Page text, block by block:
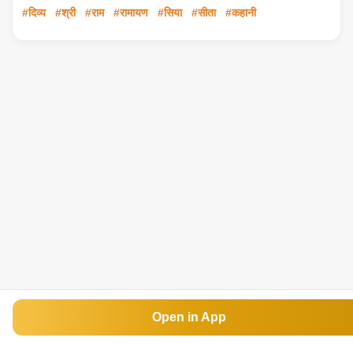
#दिव्य
#श्री #राम #रामायण #सिया #सीता #कहानी
Open in App